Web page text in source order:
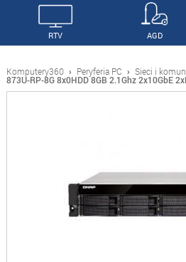
RTV AGD
Komputery360 › Peryferia PC › Sieci i
873U-RP-8G 8x0HDD 8GB 2.1Ghz 2x10GbE